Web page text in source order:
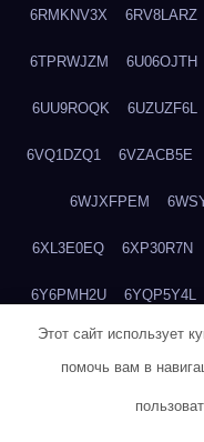
6RMKNV3X 6RV8LARZ
6TPRWJZM 6U06OJTH
6UU9ROQK 6UZUZF6L
6VQ1DZQ1 6VZACB5E
6WJXFPEM
6XL3E0EQ 6XP30R7N
6Y6PMH2U 6YQP5Y4L
6ZT4UC5F 6ZYCUFVQ
Этот сайт использует
помочь вам в